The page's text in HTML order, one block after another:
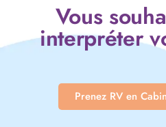
Vous
interpréter
Prenez RV en